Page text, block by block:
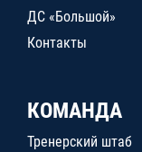
ДС «Большой»
Контакты
КОМАНДА
Тренерский штаб